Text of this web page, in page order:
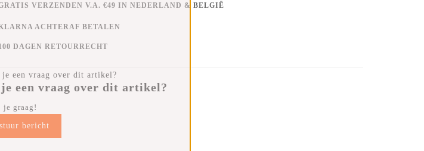
VERZENDEN V.A. €49 IN NEDERLAND & BELGIË
ACHTERAF BETALEN
DAGEN RETOURRECHT
een vraag over dit artikel?
je graag!
bericht